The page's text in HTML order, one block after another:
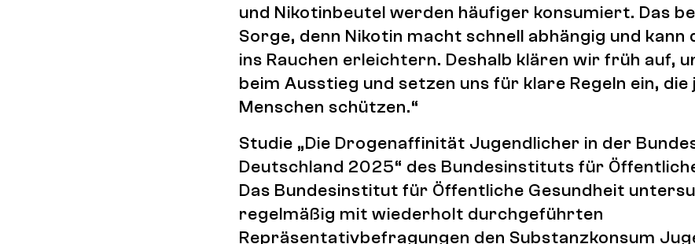
und Nikotinbeutel werden häufiger konsumiert. Das
Sorge, denn Nikotin macht schnell abhängig und kann
ins Rauchen erleichtern. Deshalb klären wir früh auf,
beim Ausstieg und setzen uns für klare Regeln ein, die
Menschen schützen.“
Studie „Die Drogenaffinität Jugendlicher in der
Deutschland 2025“ des Bundesinstituts für
Das Bundesinstitut für Öffentliche Gesundheit
regelmäßig mit wiederholt durchgeführten
Repräsentativbefragungen den Substanzkonsum